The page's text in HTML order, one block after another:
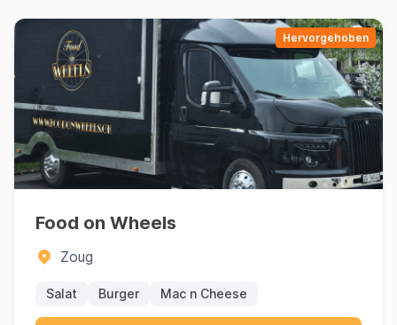
Hervorgehoben
Food on Wheels
Zoug
Salat Burger Mac n Cheese